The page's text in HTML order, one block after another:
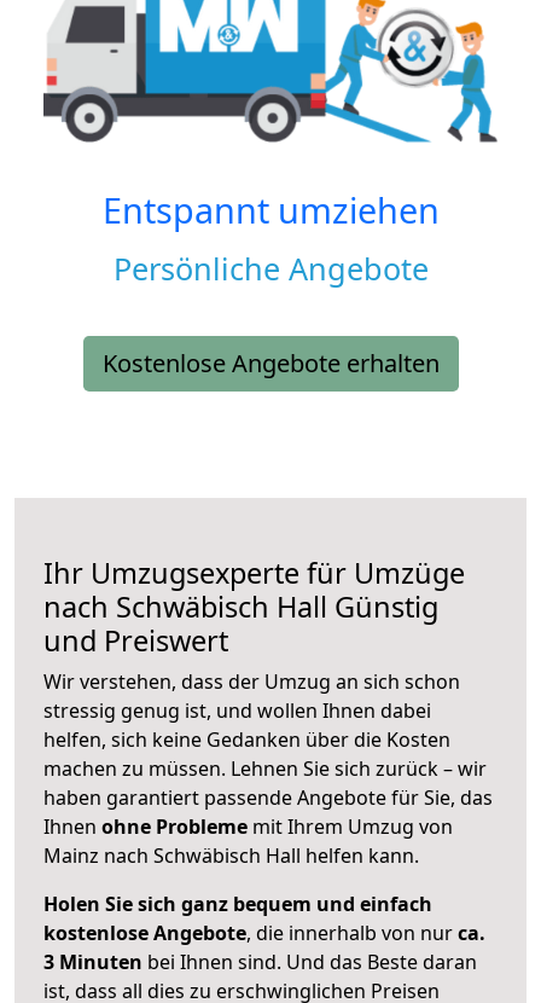
Entspannt umziehen
Persönliche Angebote
Kostenlose Angebote erhalten
Ihr Umzugsexperte für Umzüge
nach Schwäbisch Hall Günstig
und Preiswert
Wir verstehen, dass der Umzug an sich schon
stressig genug ist, und wollen Ihnen dabei
helfen, sich keine Gedanken über die Kosten
machen zu müssen. Lehnen Sie sich zurück – wir
haben garantiert passende Angebote für Sie, das
Ihnen ohne Probleme mit Ihrem Umzug von
Mainz nach Schwäbisch Hall helfen kann.
Holen Sie sich ganz bequem und einfach
kostenlose Angebote, die innerhalb von nurca.
3 Minuten bei Ihnen sind. Und das Beste daran
ist, dass all dies zu erschwinglichen Preisen